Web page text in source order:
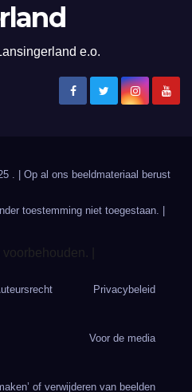
e.o.
. | Op al ons beeldmateriaal berust
toestemming niet toegestaan. |
|
Privacybeleid
Voor de media
of verwijderen van beelden